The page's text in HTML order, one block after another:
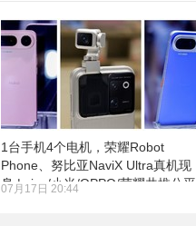
1台手机4个电机，荣耀Robot
Phone、努比亚NaviX Ultra真机现
身 | vivo/小米/OPPO/荣耀共推公平
07月17日 20:44